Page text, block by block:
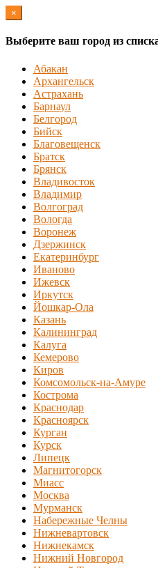
×
Выберите ваш город из
Абакан
Архангельск
Астрахань
Барнаул
Белгород
Бийск
Благовещенск
Братск
Брянск
Владивосток
Владимир
Волгоград
Вологда
Воронеж
Дзержинск
Екатеринбург
Иваново
Ижевск
Иркутск
Йошкар-Ола
Казань
Калининград
Калуга
Кемерово
Киров
Комсомольск-на-Амуре
Кострома
Краснодар
Красноярск
Курган
Курск
Липецк
Магнитогорск
Миасс
Москва
Мурманск
Набережные Челны
Нижневартовск
Нижнекамск
Нижний Новгород